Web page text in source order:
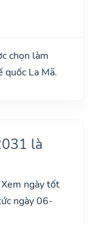
chọn làm
quốc La Mã.
là
ngày tốt
ngày 06-